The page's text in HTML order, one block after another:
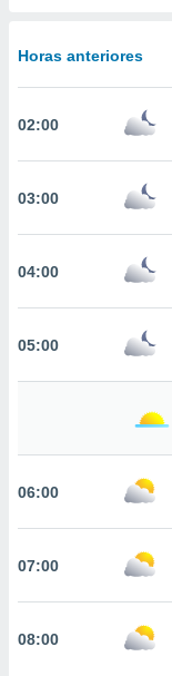
la
nuestros
como
CONFIGURACIÓN
Horas anteriores
02:00
03:00
04:00
05:00
06:00
07:00
08:00